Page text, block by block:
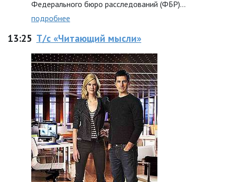
Федерального бюро расследований (ФБР)...
подробнее
13:25 Т/с «Читающий мысли»